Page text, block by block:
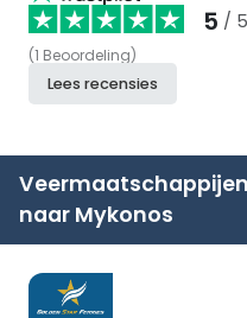
5 / 5
(1 Beoordeling)
Lees recensies
naar Mykonos